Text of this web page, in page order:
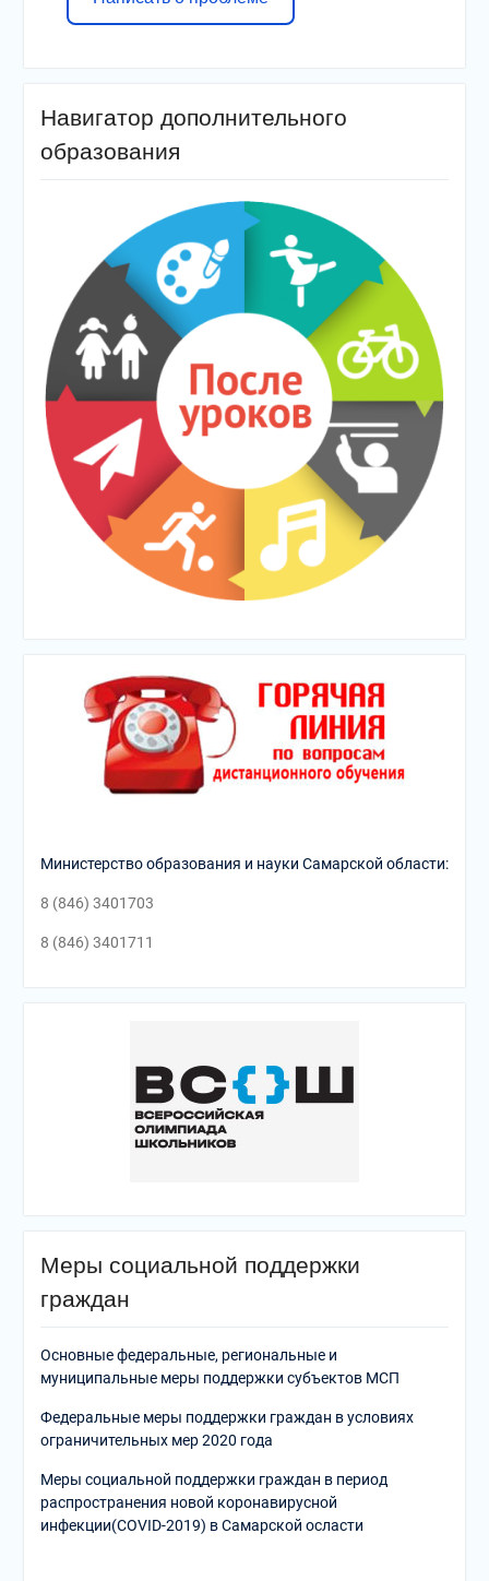
Навигатор дополнительного
образования
Министерство образования и науки Самарской области:
8 (846) 3401703
8 (846) 3401711
Меры социальной поддержки
граждан
Основные федеральные, региональные и
муниципальные меры поддержки субъектов МСП
Федеральные меры поддержки граждан в условиях
ограничительных мер 2020 года
Меры социальной поддержки граждан в период
распространения новой коронавирусной
инфекции(COVID-2019) в Самарской осласти